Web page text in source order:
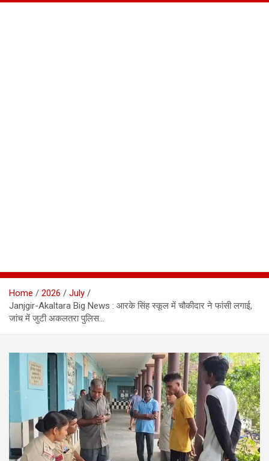
Home 2026
July
Janjgir-Akaltara Big News : आरके सिंह स्कूल में चौकीदार ने फांसी लगाई,
जांच में जुटी अकलतरा पुलिस…